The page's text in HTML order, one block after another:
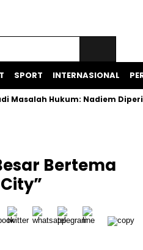
SPORT INTERNASIONAL
Hukum: Nadiem Diperiksa,
Bertema